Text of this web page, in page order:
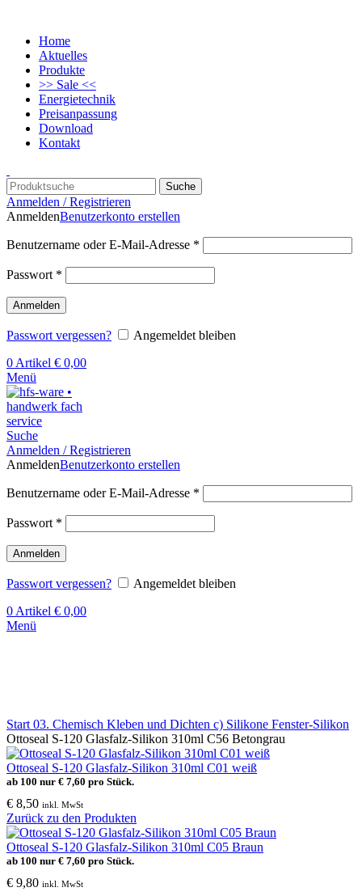
Home
Aktuelles
Produkte
>> Sale <<
Energietechnik
Preisanpassung
Download
Kontakt
Suche
Anmelden / Registrieren
AnmeldenBenutzerkonto erstellen
Benutzername oder E-Mail-Adresse *
Passwort *
Anmelden
Passwort vergessen?
Angemeldet bleiben
0 Artikel € 0,00
Menü
Suche
Anmelden / Registrieren
AnmeldenBenutzerkonto erstellen
Benutzername oder E-Mail-Adresse *
Passwort *
Anmelden
Passwort vergessen?
Angemeldet bleiben
0 Artikel € 0,00
Menü
Start 03. Chemisch Kleben und Dichten c) Silikone Fenster-Silikon
Ottoseal S-120 Glasfalz-Silikon 310ml C56 Betongrau
Ottoseal S-120 Glasfalz-Silikon 310ml C01 weiß
ab 100 nur € 7,60 pro Stück.
€ 8,50 inkl. MwSt
Zurück zu den Produkten
Ottoseal S-120 Glasfalz-Silikon 310ml C05 Braun
ab 100 nur € 7,60 pro Stück.
€ 9,80 inkl. MwSt